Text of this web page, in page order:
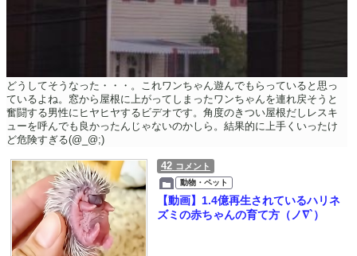
どうしてそうなった・・・。これワンちゃん遊んでもらっていると思っ
ているよね。窓から屋根に上がってしまったワンちゃんを連れ戻そうと
奮闘する男性にヒヤヒヤするビデオです。角度のきつい屋根だしレスキ
ューを呼んでも良かったんじゃないのかしら。結果的に上手くいったけ
ど危険すぎる(@_@;)
42 コメント
動物・ペット
【動画】1.4億再生されているハリネ
ズミの赤ちゃんの育て方（ノ∇`）